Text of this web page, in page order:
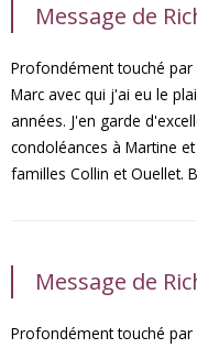
Message de
Profondément touché par
Marc avec qui j'ai eu le
années. J'en garde
condoléances à Martine
familles Collin et Ouellet.
Message de
Profondément touché par